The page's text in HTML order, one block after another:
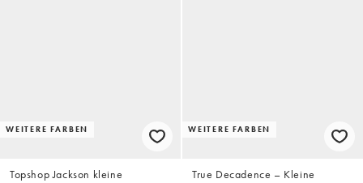
WEITERE FARBEN
Topshop Jackson kleine
WEITERE FARBEN
True Decadence – Kleine